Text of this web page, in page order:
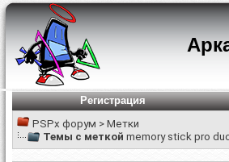
Регистрация
PSPx форум > Метки
Темы с меткой memory stick pro